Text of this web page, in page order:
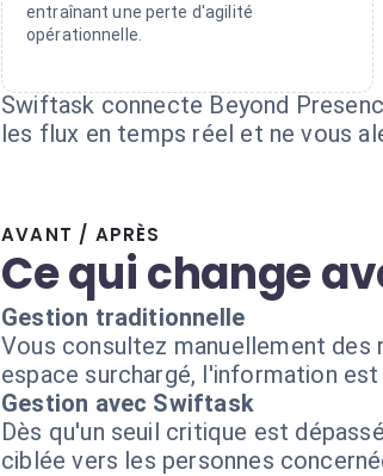
entraînant une perte d'agilité
opérationnelle.
Swiftask connecte Beyond
les flux en temps réel et ne vous
AVANT / APRÈS
Ce qui change
Gestion traditionnelle
Vous consultez manuellement des
espace surchargé, l'information
Gestion avec Swiftask
Dès qu'un seuil critique est
ciblée vers les personnes